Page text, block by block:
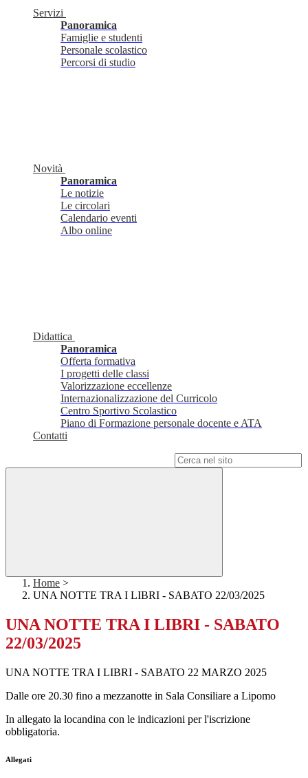
Servizi
Panoramica
Famiglie e studenti
Personale scolastico
Percorsi di studio
Novità
Panoramica
Le notizie
Le circolari
Calendario eventi
Albo online
Didattica
Panoramica
Offerta formativa
I progetti delle classi
Valorizzazione eccellenze
Internazionalizzazione del Curricolo
Centro Sportivo Scolastico
Piano di Formazione personale docente e ATA
Contatti
Home >
UNA NOTTE TRA I LIBRI - SABATO 22/03/2025
UNA NOTTE TRA I LIBRI - SABATO
22/03/2025
UNA NOTTE TRA I LIBRI - SABATO 22 MARZO 2025
Dalle ore 20.30 fino a mezzanotte in Sala Consiliare a Lipomo
In allegato la locandina con le indicazioni per l'iscrizione
obbligatoria.
Allegati